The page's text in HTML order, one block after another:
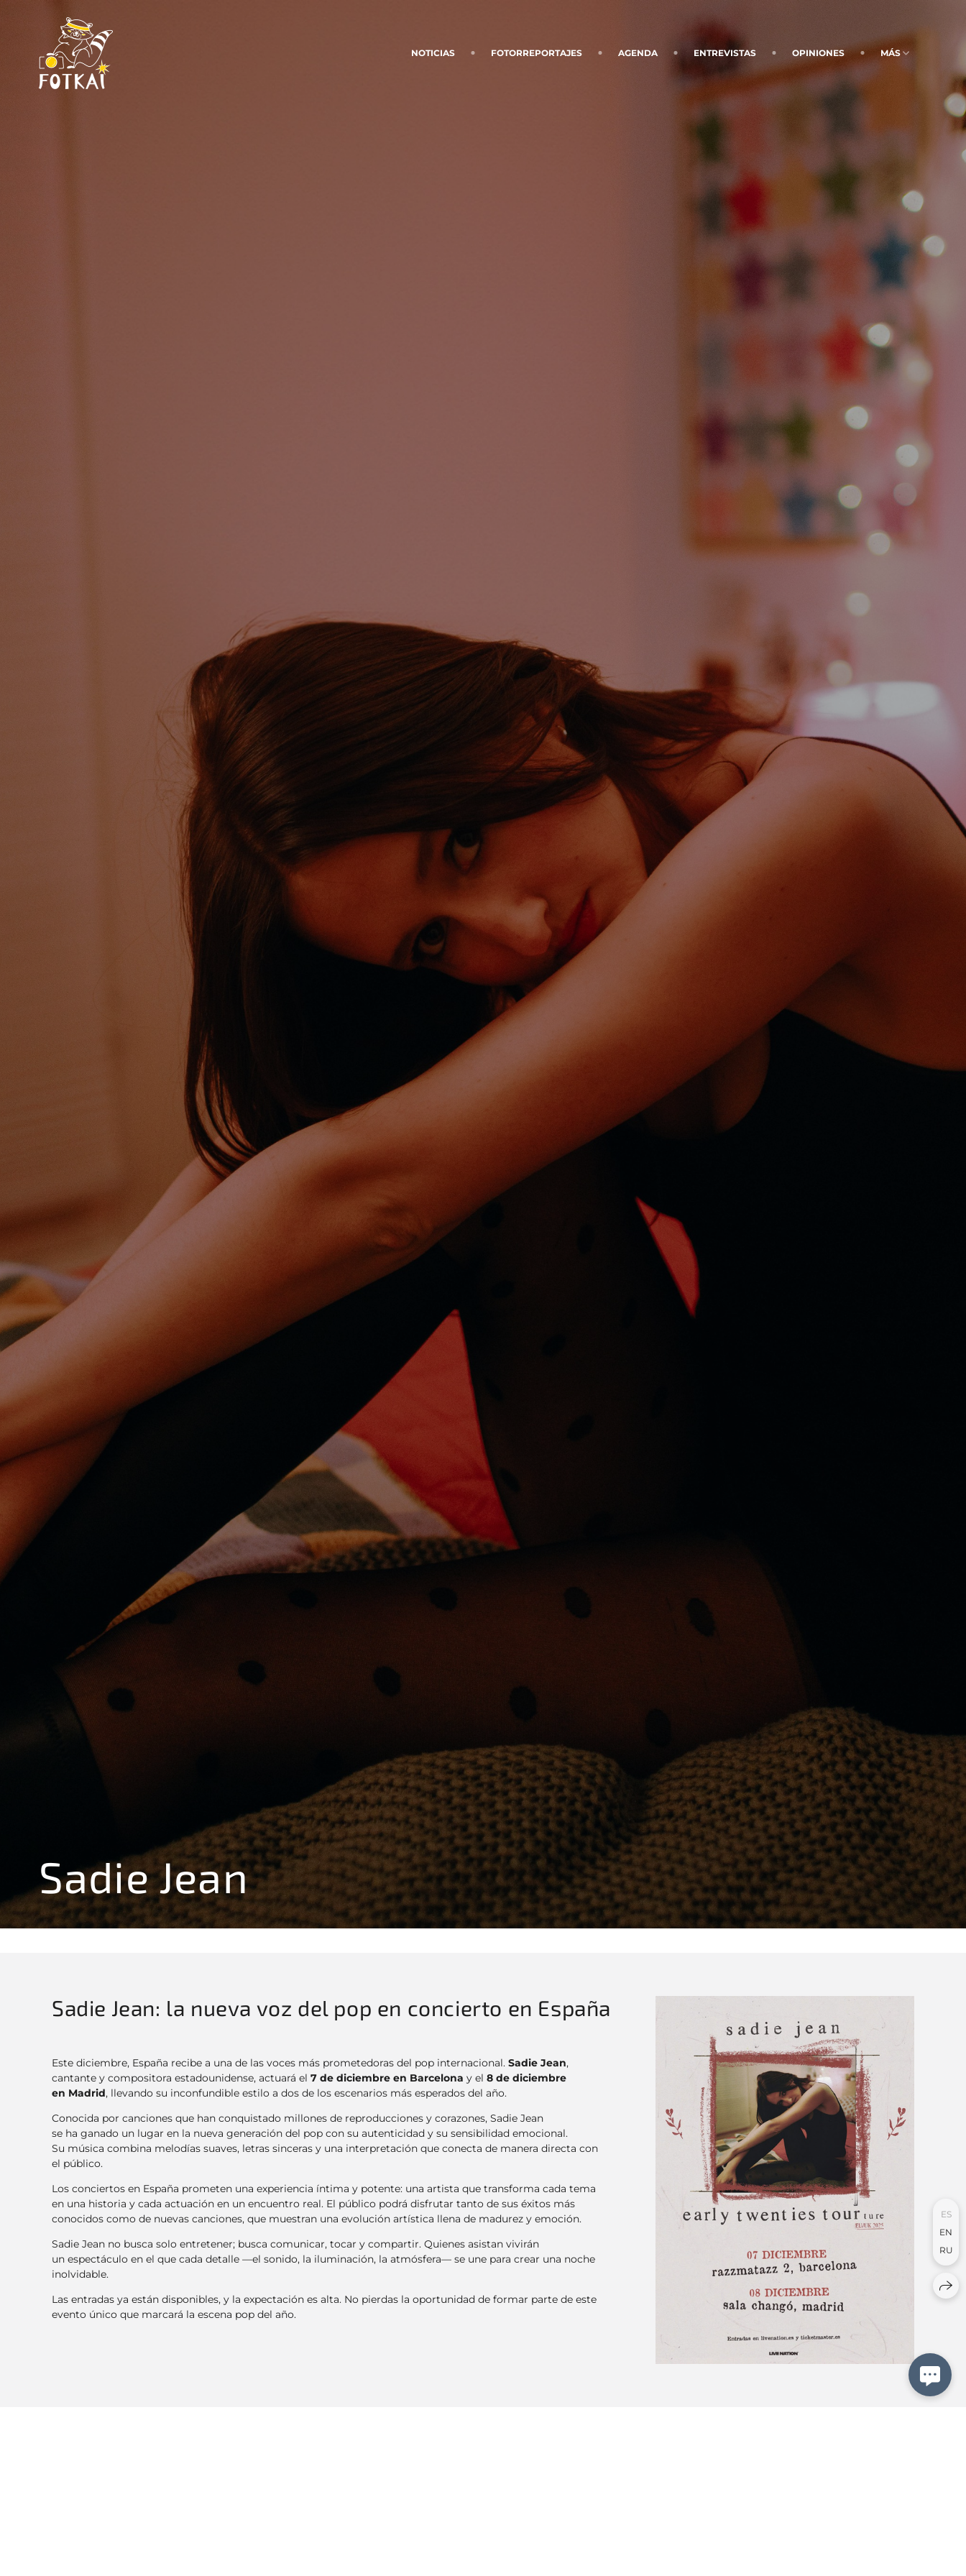
NOTICIAS FOTORREPORTAJES AGENDA ENTREVISTAS OPINIONES MÁS
Sadie Jean
Sadie Jean: la nueva voz del pop en concierto en España
Este diciembre, España recibe a una de las voces más prometedoras del pop internacional. Sadie Jean,
cantante y compositora estadounidense, actuará el 7 de diciembre en Barcelona y el 8 de diciembre
en Madrid, llevando su inconfundible estilo a dos de los escenarios más esperados del año.
Conocida por canciones que han conquistado millones de reproducciones y corazones, Sadie Jean
se ha ganado un lugar en la nueva generación del pop con su autenticidad y su sensibilidad emocional.
Su música combina melodías suaves, letras sinceras y una interpretación que conecta de manera directa con
el público.
Los conciertos en España prometen una experiencia íntima y potente: una artista que transforma cada tema
en una historia y cada actuación en un encuentro real. El público podrá disfrutar tanto de sus éxitos más
conocidos como de nuevas canciones, que muestran una evolución artística llena de madurez y emoción.
Sadie Jean no busca solo entretener; busca comunicar, tocar y compartir. Quienes asistan vivirán
un espectáculo en el que cada detalle —el sonido, la iluminación, la atmósfera— se une para crear una noche
inolvidable.
Las entradas ya están disponibles, y la expectación es alta. No pierdas la oportunidad de formar parte de este
evento único que marcará la escena pop del año.
ES
EN
RU